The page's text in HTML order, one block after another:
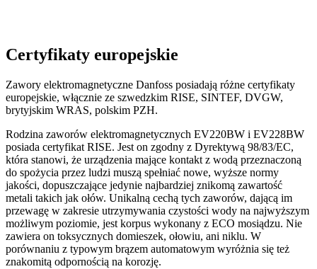
Certyfikaty europejskie
Zawory elektromagnetyczne Danfoss posiadają różne certyfikaty
europejskie, włącznie ze szwedzkim RISE, SINTEF, DVGW,
brytyjskim WRAS, polskim PZH.
Rodzina zaworów elektromagnetycznych EV220BW i EV228BW
posiada certyfikat RISE. Jest on zgodny z Dyrektywą 98/83/EC,
która stanowi, że urządzenia mające kontakt z wodą przeznaczoną
do spożycia przez ludzi muszą spełniać nowe, wyższe normy
jakości, dopuszczające jedynie najbardziej znikomą zawartość
metali takich jak ołów. Unikalną cechą tych zaworów, dającą im
przewagę w zakresie utrzymywania czystości wody na najwyższym
możliwym poziomie, jest korpus wykonany z ECO mosiądzu. Nie
zawiera on toksycznych domieszek, ołowiu, ani niklu. W
porównaniu z typowym brązem automatowym wyróżnia się też
znakomitą odpornością na korozję.